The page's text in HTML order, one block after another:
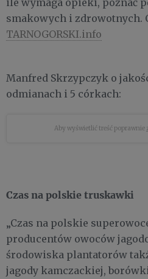
smakowych i zdrowotnych.
TARNOGORSKI.info
Manfred Skrzypczyk o
odmianach i 5 córkach:
Aby wyświetlić treść poprawnie
Czas na polskie truskawki
„Czas na polskie
producentów owoców
środowiska plantatorów
jagody kamczackiej,